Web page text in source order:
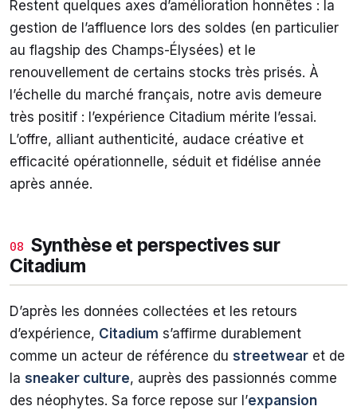
Restent quelques axes d’amélioration honnêtes : la
gestion de l’affluence lors des soldes (en particulier
au flagship des Champs-Élysées) et le
renouvellement de certains stocks très prisés. À
l’échelle du marché français, notre avis demeure
très positif : l’expérience Citadium mérite l’essai.
L’offre, alliant authenticité, audace créative et
efficacité opérationnelle, séduit et fidélise année
après année.
08 Synthèse et perspectives sur
Citadium
D’après les données collectées et les retours
d’expérience, Citadium s’affirme durablement
comme un acteur de référence du streetwear et de
la sneaker culture, auprès des passionnés comme
des néophytes. Sa force repose sur l’expansion